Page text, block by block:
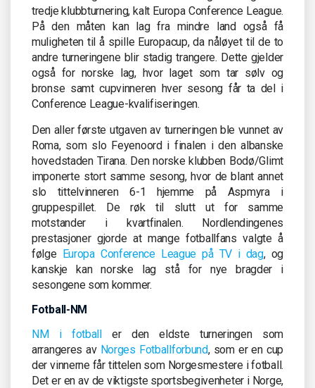
tredje klubbturnering, kalt Europa Conference League.
På den måten kan lag fra mindre land også få
muligheten til å spille Europacup, da nåløyet til de to
andre turneringene blir stadig trangere. Dette gjelder
også for norske lag, hvor laget som tar sølv og
bronse samt cupvinneren hver sesong får ta del i
Conference League-kvalifiseringen.
Den aller første utgaven av turneringen ble vunnet av
Roma, som slo Feyenoord i finalen i den albanske
hovedstaden Tirana. Den norske klubben Bodø/Glimt
imponerte stort samme sesong, hvor de blant annet
slo tittelvinneren 6-1 hjemme på Aspmyra i
gruppespillet. De røk til slutt ut for samme
motstander i kvartfinalen. Nordlendingenes
prestasjoner gjorde at mange fotballfans valgte å
følge Europa Conference League på TV i dag, og
kanskje kan norske lag stå for nye bragder i
sesongene som kommer.
Fotball-NM
NM i fotballer den eldste turneringen som
arrangeres av Norges Fotballforbund, som er en cup
der vinnerne får tittelen som Norgesmestere i fotball.
Det er en av de viktigste sportsbegivenheter i Norge,